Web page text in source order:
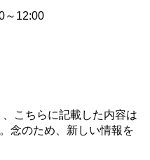
～12:00
こちらに記載した内容は
念のため、新しい情報を